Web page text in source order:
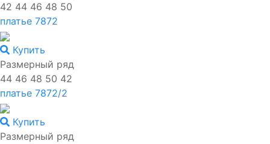
42 44 46 48 50
платье 7872
Купить
Размерный ряд
44 46 48 50 42
платье 7872/2
Купить
Размерный ряд